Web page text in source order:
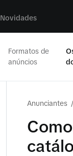
Novidades
Formatos de
anúncios
Anunciantes /